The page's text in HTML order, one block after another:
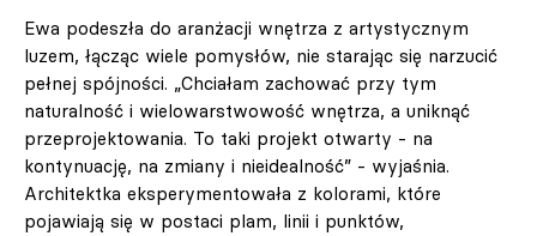
Ewa podeszła do aranżacji wnętrza z artystycznym
luzem, łącząc wiele pomysłów, nie starając się narzucić
pełnej spójności. „Chciałam zachować przy tym
naturalność i wielowarstwowość wnętrza, a uniknąć
przeprojektowania. To taki projekt otwarty - na
kontynuację, na zmiany i nieidealność” - wyjaśnia.
Architektka eksperymentowała z kolorami, które
pojawiają się w postaci plam, linii i punktów,